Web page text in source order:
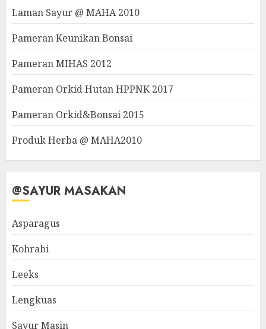
Laman Sayur @ MAHA 2010
Pameran Keunikan Bonsai
Pameran MIHAS 2012
Pameran Orkid Hutan HPPNK 2017
Pameran Orkid&Bonsai 2015
Produk Herba @ MAHA2010
@SAYUR MASAKAN
Asparagus
Kohrabi
Leeks
Lengkuas
Sayur Masin